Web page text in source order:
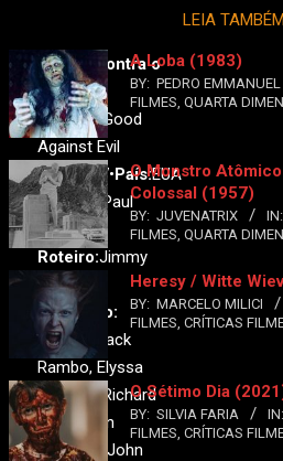
O Bem Contra o
Mal
Original:Good
Against Evil
Ano:1977•País:EUA
Direção:Paul
Wendkos
Roteiro:Jimmy
Sangster
Produção:
Elenco:
Dack
Rambo, Elyssa
Davalos, Richard
Lynch, Dan
O'Herlihy, John
LEIA TAMBÉM
A Loba (1983)
BY: PEDRO EMMANUEL
FILMES, QUARTA
O Monstro
Colossal (1957)
BY: JUVENATRIX IN:
FILMES, QUARTA
Heresy / Witte
BY: MARCELO MILICI
FILMES, CRÍTICAS
O Sétimo Dia
BY: SILVIA FARIA IN:
FILMES, CRÍTICAS